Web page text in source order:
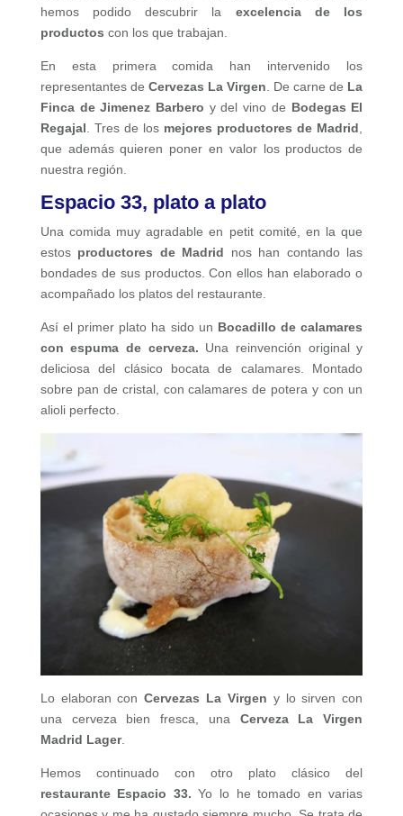
hemos podido descubrir la excelencia de los
productos con los que trabajan.
En esta primera comida han intervenido los
representantes de Cervezas La Virgen. De carne de La
Finca de Jimenez Barbero y del vino de Bodegas El
Regajal. Tres de los mejores productores de Madrid,
que además quieren poner en valor los productos de
nuestra región.
Espacio 33, plato a plato
Una comida muy agradable en petit comité, en la que
estos productores de Madrid nos han contando las
bondades de sus productos. Con ellos han elaborado o
acompañado los platos del restaurante.
Así el primer plato ha sido un Bocadillo de calamares
con espuma de cerveza. Una reinvención original y
deliciosa del clásico bocata de calamares. Montado
sobre pan de cristal, con calamares de potera y con un
alioli perfecto.
Lo elaboran conCervezas La Virgen y lo sirven con
una cerveza bien fresca, una Cerveza La Virgen
Madrid Lager.
Hemos continuado con otro plato clásico del
restaurante Espacio 33.Yo lo he tomado en varias